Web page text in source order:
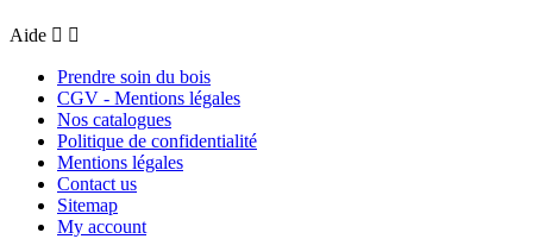
Aide  
Prendre soin du bois
CGV - Mentions légales
Nos catalogues
Politique de confidentialité
Mentions légales
Contact us
Sitemap
My account